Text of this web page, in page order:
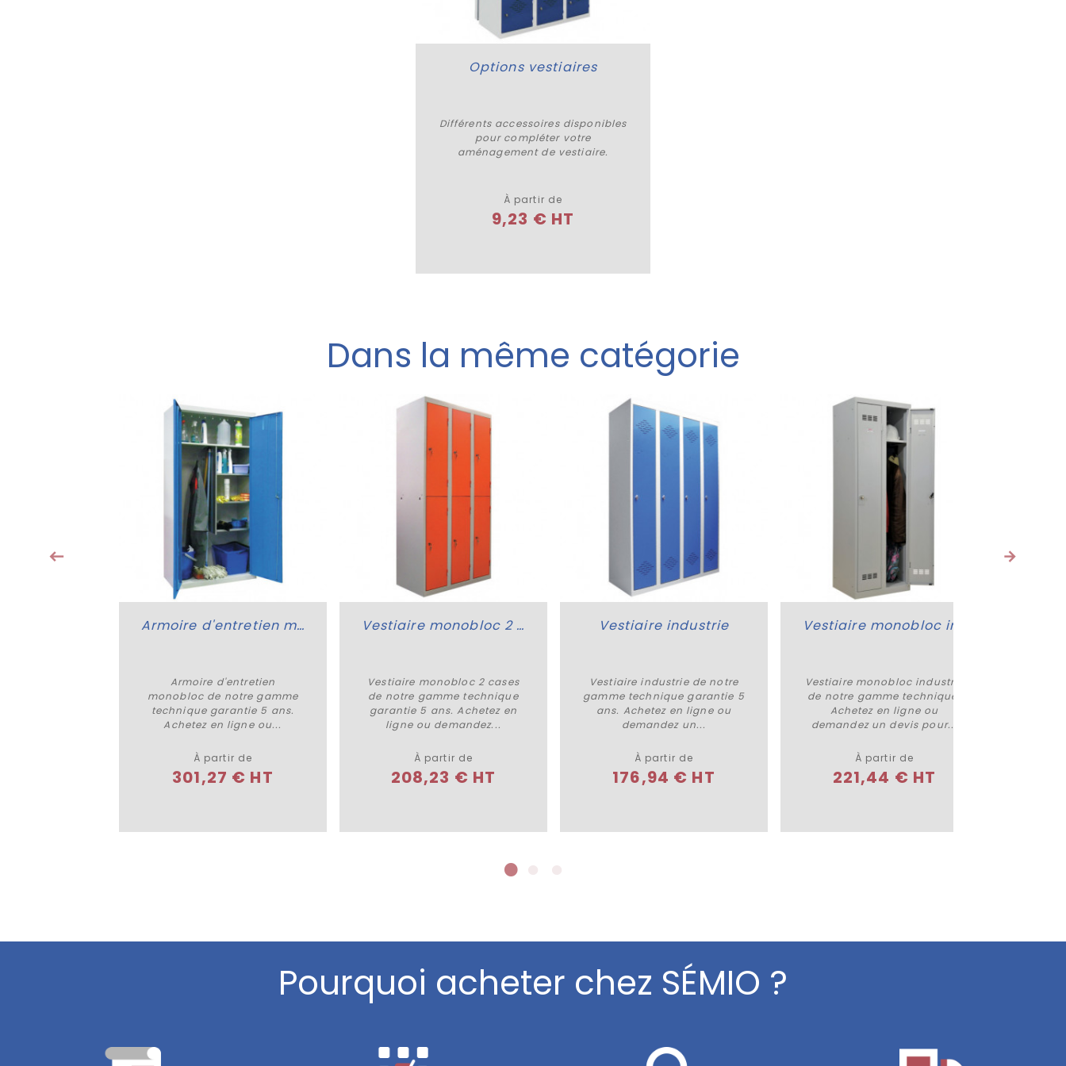
Plus de détails
Options vestiaires
Différents accessoires disponibles
pour compléter votre
aménagement de vestiaire.
À partir de
9,23 € HT
Dans la même catégorie
€ HT
Plus de détails
Armoire d'entretien monobloc
Armoire d'entretien
monobloc de notre gamme
technique garantie 5 ans.
Achetez en ligne ou...
À partir de
301,27 € HT
Plus de détails
Vestiaire monobloc 2 cases
Vestiaire monobloc 2 cases
de notre gamme technique
garantie 5 ans. Achetez en
ligne ou demandez...
À partir de
208,23 € HT
Plus de détails
Vestiaire industrie
Vestiaire industrie de notre
gamme technique garantie 5
ans. Achetez en ligne ou
demandez un...
À partir de
176,94 € HT
Plus de détails
Vestiaire monobloc industrie
de notre gamme technique.
Achetez en ligne ou
demandez un devis pour...
À partir de
221,44 € HT
Pourquoi acheter chez SÉMIO ?